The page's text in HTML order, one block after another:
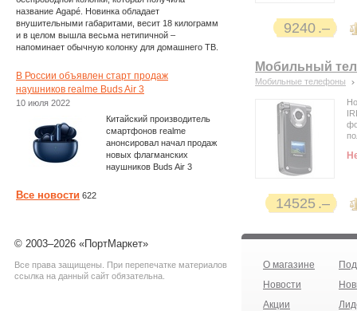
9240
Мобильный
Мобильные телефоны
14525
название Agapé. Новинка обладает
внушительными габаритами, весит 18 килограмм
и в целом вышла весьма нетипичной –
напоминает обычную колонку для домашнего ТВ.
В России объявлен старт продаж
наушников realme Buds Air 3
10 июля 2022
Китайский производитель
смартфонов realme
анонсировал начал продаж
новых флагманских
наушников Buds Air 3
Все новости 622
© 2003–2026 «ПортМаркет»
Все права защищены. При перепечатке материалов
ссылка на данный сайт обязательна.
О магазине
Новости
Акции